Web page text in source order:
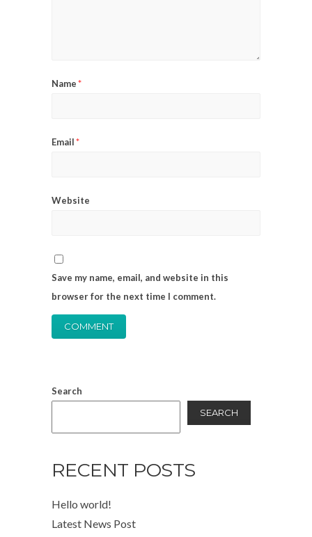
Name*
Email*
Website
Save my name, email, and website in this
browser for the next time I comment.
Search
SEARCH
RECENT POSTS
Hello world!
Latest News Post